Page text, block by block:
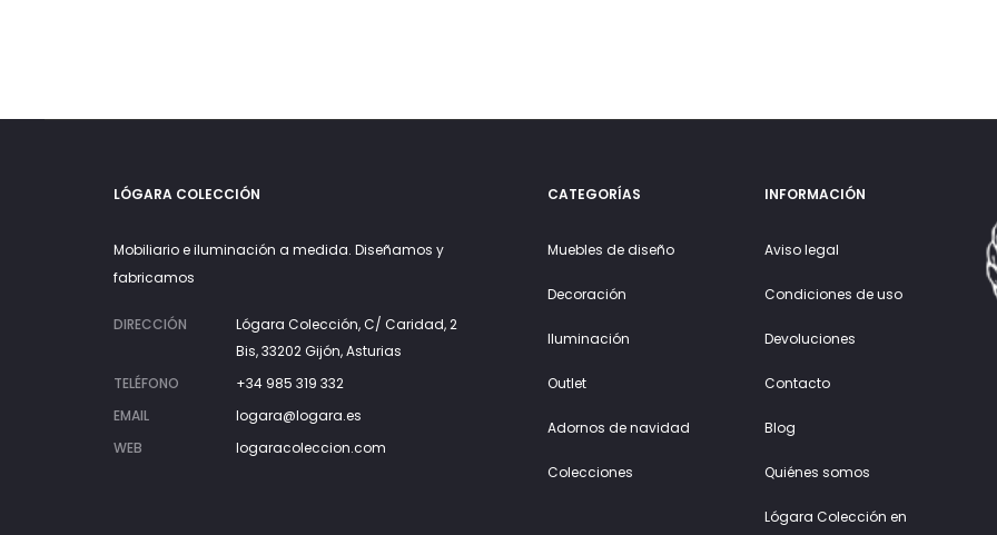
LÓGARA COLECCIÓN
Mobiliario e iluminación a medida. Diseñamos y
fabricamos
DIRECCIÓN
Lógara Colección, C/ Caridad, 2
Bis, 33202 Gijón, Asturias
TELÉFONO
+34 985 319 332
EMAIL
logara@logara.es
WEB
logaracoleccion.com
CATEGORÍAS
Muebles de diseño
Decoración
Iluminación
Outlet
Adornos de navidad
Colecciones
INFORMACIÓN
Aviso legal
Condiciones de uso
Devoluciones
Contacto
Blog
Quiénes somos
Lógara Colección en